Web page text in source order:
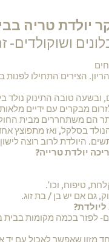
יולדת טריה
הצירים התחילו
בלילה. הם ערים כבר 24 שעות רצופות, ולאחר מכן עדיין על
מבקרים עם ידיים
הם משתחררים מבית
בסלקל, ואז מתפוצץ
היולדת לרוב רוצה
יולדת טרייה?
טיפוח, וכו'.
גם אם יש בן / בת זוג.
לפזר בכמה מקומות
מזון שאפשר לאכול עם יד